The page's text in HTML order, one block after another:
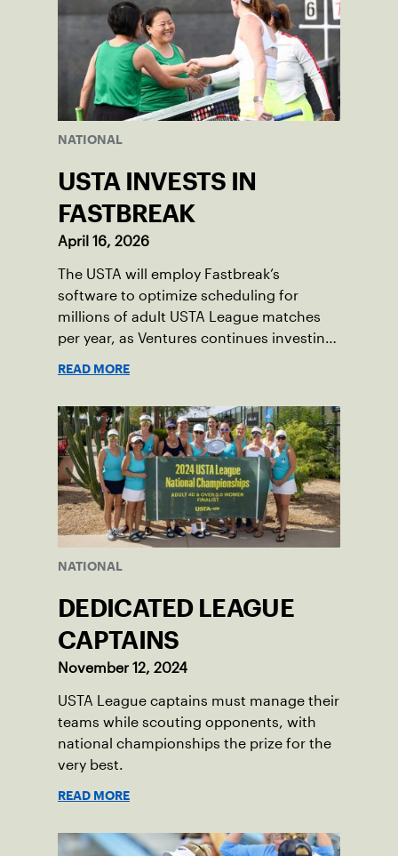
NATIONAL
USTA INVESTS IN
FASTBREAK
April 16, 2026
The USTA will employ Fastbreak’s
software to optimize scheduling for
millions of adult USTA League matches
per year, as Ventures continues investing
READ MORE
NATIONAL
DEDICATED LEAGUE
CAPTAINS
November 12, 2024
USTA League captains must manage their
teams while scouting opponents, with
national championships the prize for the
very best.
READ MORE